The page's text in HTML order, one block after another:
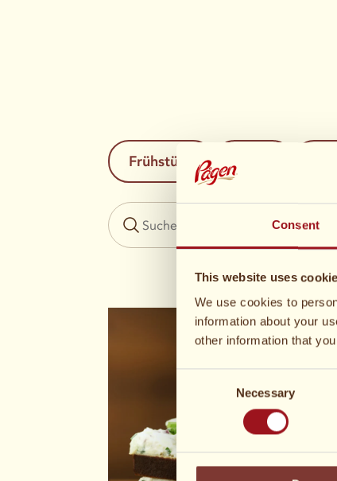
Consent
This website uses
We use cookies to
information about your
other information that
Necessary
Frühstück Lunch